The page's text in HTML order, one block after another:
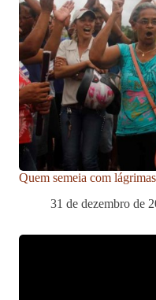
Quem semeia com
31 de dezembro de